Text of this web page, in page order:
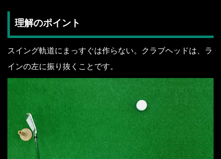
理解のポイント
スイング軌道にまっすぐは作らない。クラブヘッドは、ラ
インの左に振り抜くことです。